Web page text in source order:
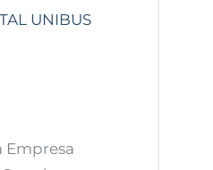
UNIBUS
Empresa